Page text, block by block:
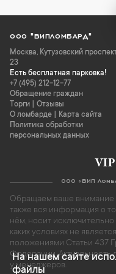
ООО "ВИПЛОМБАРД"
Москва, Кутузовский
23
Есть бесплатная парковка!
+7 (495) 212-12-77
Обращение граждан
Торги
Отзывы
О ломбарде
Карта сайта
Политика обработки
персональных данных
ООО «ВИП
Обращаем ваше внимание
также вся информация о
нём, носит
каких условиях не
положениями Статьи 437
Федерации. Актуальность
у менеджеров.
На нашем сайте
файлы